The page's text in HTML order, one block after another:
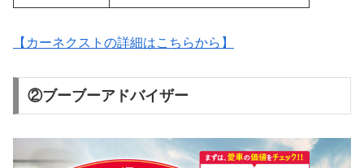
【カーネクストの詳細はこちらから】
②ブーブーアドバイザー